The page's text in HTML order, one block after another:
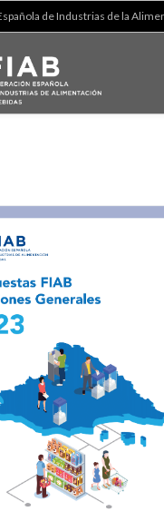
de Industrias de la